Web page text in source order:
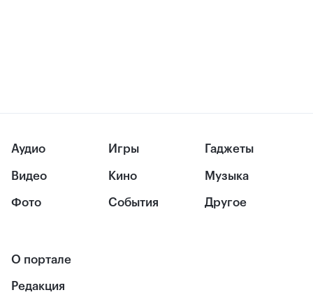
Аудио
Видео
Фото
Игры
Кино
События
Гаджеты
Музыка
Другое
О портале
Редакция